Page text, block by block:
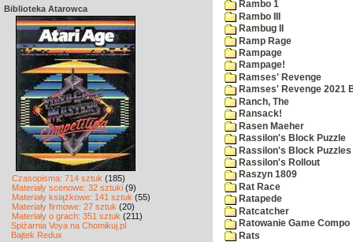
Biblioteka Atarowca
Czasopisma: 714 sztuk (185)
Materiały scenowe: 32 sztuki (9)
Materiały książkowe: 141 sztuk (55)
Materiały firmowe: 27 sztuk (20)
Materiały o grach: 351 sztuk (211)
Spiżarnia Voya na Chomikuj.pl
Bajtek Redux
Rambo 1
Rambo III
Rambug II
Ramp Rage
Rampage
Rampage!
Ramses' Revenge
Ramses' Revenge 2021
Ranch, The
Ransack!
Rasen Maeher
Rassilon's Block Puzzle
Rassilon's Block Puzzles
Rassilon's Rollout
Raszyn 1809
Rat Race
Ratapede
Ratcatcher
Ratowanie Game Compo
Rats